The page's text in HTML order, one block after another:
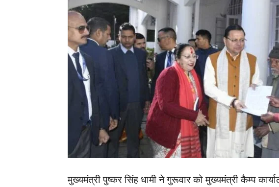
मुख्यमंत्री पुष्कर सिंह धामी ने गुरूवार को मुख्यमंत्री कैम्प